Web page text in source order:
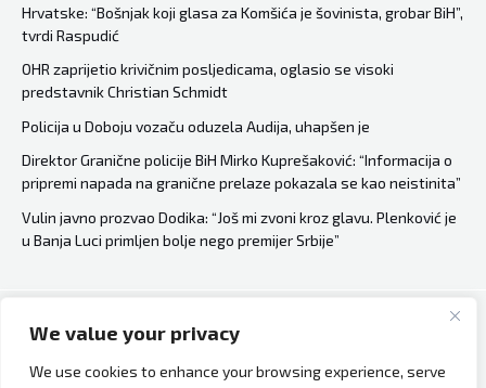
We value your privacy
We use cookies to enhance your browsing experience, serve
Hrvatske: “Bošnjak koji glasa za Komšića je šovinista, grobar BiH”,
tvrdi Raspudić
OHR zaprijetio krivičnim posljedicama, oglasio se visoki
predstavnik Christian Schmidt
Policija u Doboju vozaču oduzela Audija, uhapšen je
Direktor Granične policije BiH Mirko Kuprešaković: “Informacija o
pripremi napada na granične prelaze pokazala se kao neistinita”
Vulin javno prozvao Dodika: “Još mi zvoni kroz glavu. Plenković je
u Banja Luci primljen bolje nego premijer Srbije”
Copyright © 2026 Bh Dijaspora.
O nama